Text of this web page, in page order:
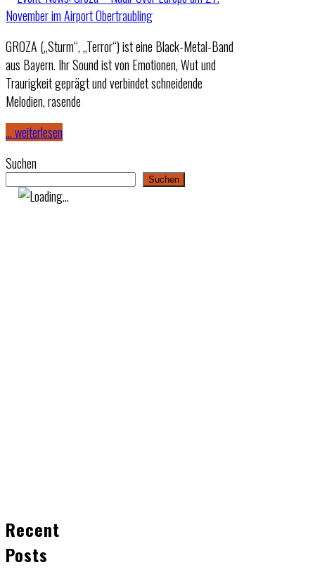
GROZA („Sturm“, „Terror“) ist eine Black-Metal-Band
aus Bayern. Ihr Sound ist von Emotionen, Wut und
Traurigkeit geprägt und verbindet schneidende
Melodien, rasende
… weiterlesen
Suchen
Suchen
Recent
Posts